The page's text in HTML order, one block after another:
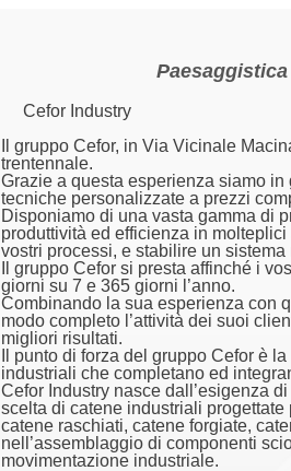
Paesaggistica
Cefor Industry
Il gruppo Cefor, in Via Vicinale
trentennale.
Grazie a questa esperienza siamo
tecniche personalizzate a prezzi
Disponiamo di una vasta gamma di
produttività ed efficienza in
vostri processi, e stabilire un
Il gruppo Cefor si presta affinché i
giorni su 7 e 365 giorni l’anno.
Combinando la sua esperienza con
modo completo l’attività dei suoi
migliori risultati.
Il punto di forza del gruppo Cefor è
industriali che completano ed
Cefor Industry nasce dall’esigenza
scelta di catene industriali
catene raschiati, catene forgiate,
nell’assemblaggio di componenti
movimentazione industriale.